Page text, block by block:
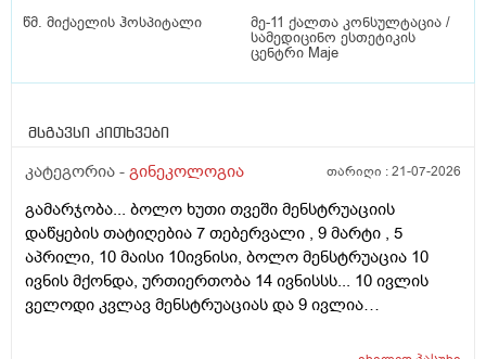
წმ. მიქაელის ჰოსპიტალი
მე-11 ქალთა კონსულტაცია /
სამედიცინო ესთეტიკის
ცენტრი Maje
მსგავსი კითხვები
კატეგორია - გინეკოლოგია თარიღი :21-07-2026
გამარჯობა... ბოლო ხუთი თვეში მენსტრუაციის
დაწყების თატიღებია 7 თებერვალი , 9 მარტი , 5
აპრილი, 10 მაისი 10ივნისი, ბოლო მენსტრუაცია 10
ივნის მქონდა, ურთიერთობა 14 ივნისსს... 10 ივლის
ველოდი კვლავ მენსტრუაციას და 9 ივლია
მენსტრუაცია 10 დღეა გადამიცდს,,, ორსულობას არ